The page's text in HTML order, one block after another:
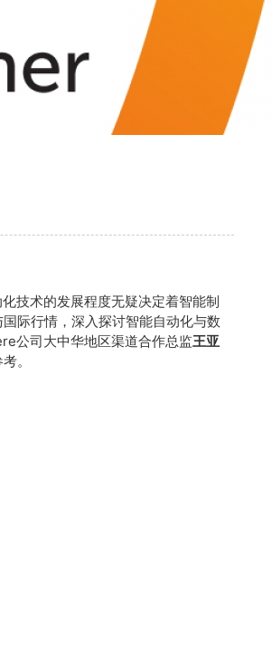
技术的发展程度无疑决定着智能制
际行情，深入探讨智能自动化与数
公司大中华地区渠道合作总监王亚
。